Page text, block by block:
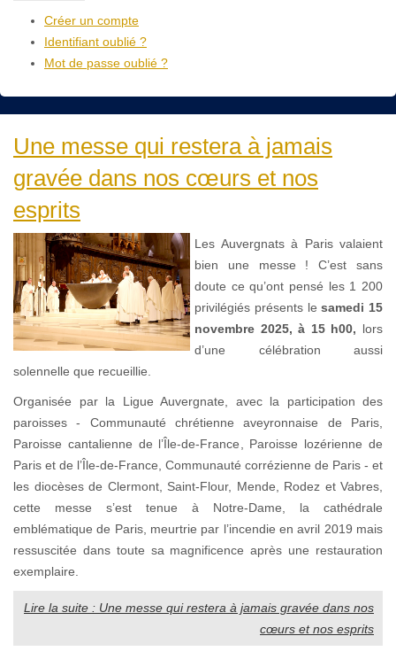
Créer un compte
Identifiant oublié ?
Mot de passe oublié ?
Une messe qui restera à jamais
gravée dans nos cœurs et nos
esprits
Les Auvergnats à Paris valaient
bien une messe ! C’est sans
doute ce qu’ont pensé les 1 200
privilégiés présents lesamedi 15
novembre 2025, à 15 h00, lors
d’une célébration aussi
solennelle que recueillie.
Organisée par la Ligue Auvergnate, avec la participation des
paroisses - Communauté chrétienne aveyronnaise de Paris,
Paroisse cantalienne de l’Île-de-France, Paroisse lozérienne de
Paris et de l’Île-de-France, Communauté corrézienne de Paris - et
les diocèses de Clermont, Saint-Flour, Mende, Rodez et Vabres,
cette messe s’est tenue à Notre-Dame, la cathédrale
emblématique de Paris, meurtrie par l’incendie en avril 2019 mais
ressuscitée dans toute sa magnificence après une restauration
exemplaire.
Lire la suite : Une messe qui restera à jamais gravée dans nos
cœurs et nos esprits